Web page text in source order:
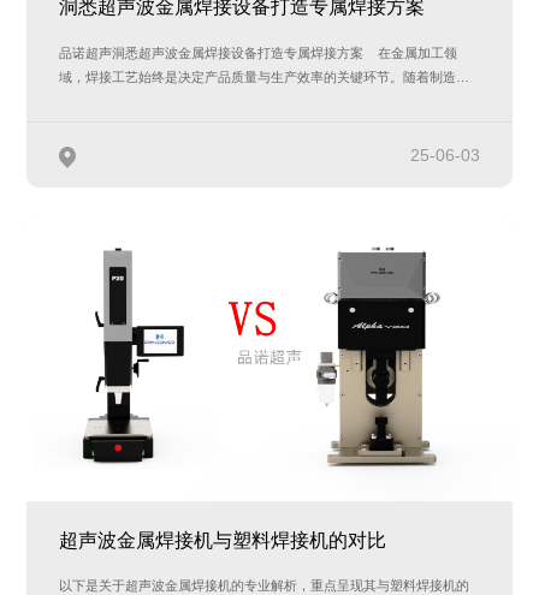
洞悉超声波金属焊接设备打造专属焊接方案
品诺超声洞悉超声波金属焊接设备打造专属焊接方案 在金属加工领
域，焊接工艺始终是决定产品质量与生产效率的关键环节。随着制造业
25-06-03
超声波金属焊接机与塑料焊接机的对比
以下是关于超声波金属焊接机的专业解析，重点呈现其与塑料焊接机的